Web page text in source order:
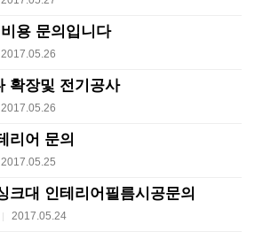
용 문의입니다
2017.05.26
확장및 전기공사
2017.05.26
리어 문의
2017.05.25
크대 인테리어필름시공문의
| 2017.05.24